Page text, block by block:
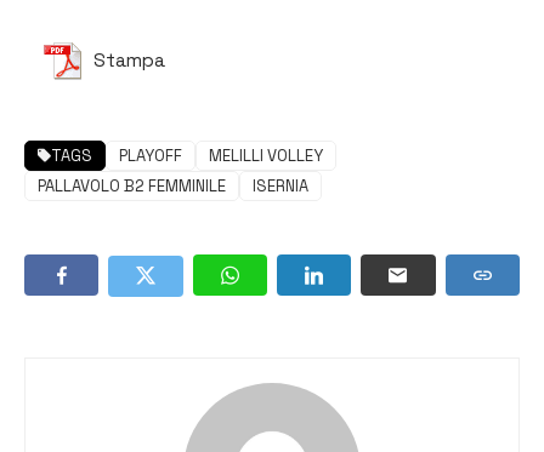
Stampa
TAGS PLAYOFF
MELILLI VOLLEY
PALLAVOLO B2 FEMMINILE
ISERNIA